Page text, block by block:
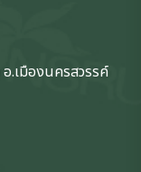
อ.เมืองนครสวรรค์